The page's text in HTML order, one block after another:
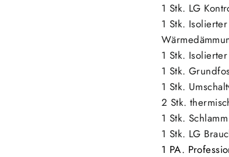
1 Stk. LG
1 Stk. Isolierter
1 Stk.
1 Stk.
1 Stk.
2 Stk.
1 Stk.
1 Stk. LG
1 PA.